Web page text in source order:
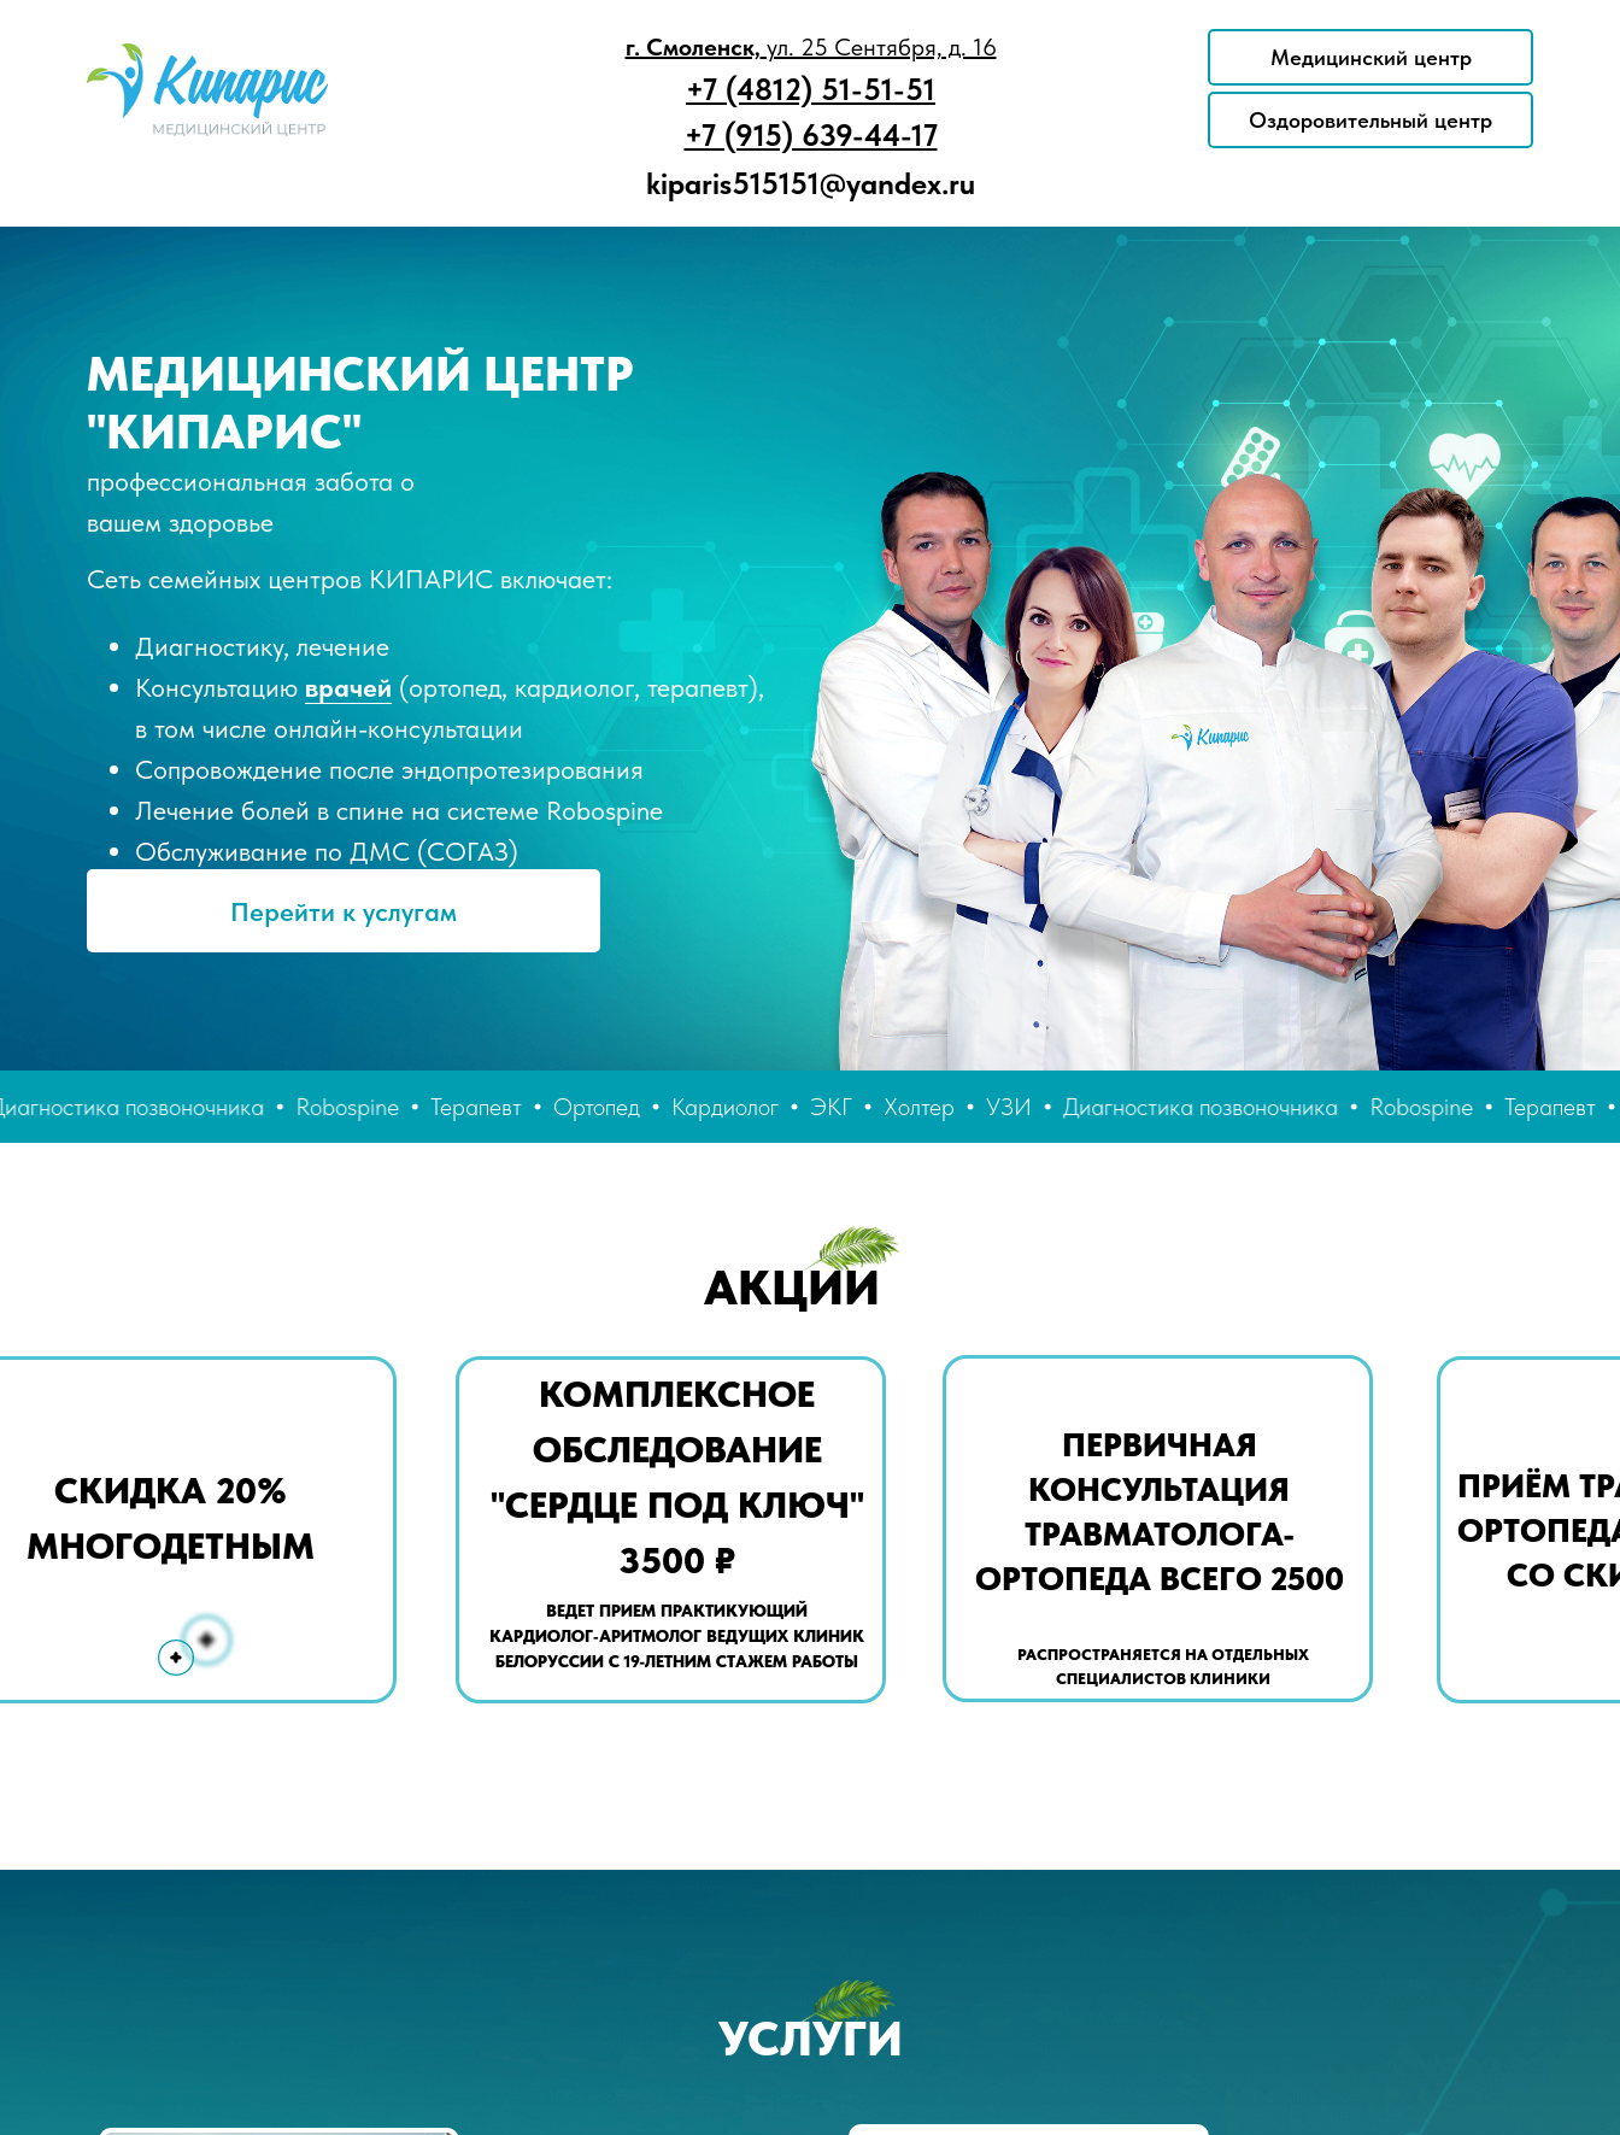
г. Смоленск, ул. 25 Сентября, д. 16 Медицинский центр
+7 (4812) 51-51-51
+7 (915) 639-44-17
kiparis515151@yandex.ru
Оздоровительный центр
МЕДИЦИНСКИЙ ЦЕНТР
"КИПАРИС"
профессиональная забота о
вашем здоровье
Сеть семейных центров КИПАРИС включает:
Диагностику, лечение
Консультацию врачей (ортопед, кардиолог, терапевт),
в том числе онлайн-консультации
Сопровождение после эндопротезирования
Лечение болей в спине на системе Robospine
Обслуживание по ДМС (СОГАЗ)
Перейти к услугам
Robospine Терапевт Ортопед Кардиолог ЭКГ Холтер УЗИ Диагностика позвоночника Robospine Терапевт Ортопед
СКИДКА 20%
МНОГОДЕТНЫМ
КОМПЛЕКСНОЕ
ОБСЛЕДОВАНИЕ
"СЕРДЦЕ ПОД КЛЮЧ"
3500 ₽
РАСПРОСТРАНЯЕТСЯ НА ОТДЕЛЬНЫХ
СПЕЦИАЛИСТОВ КЛИНИКИ
ВЕДЕТ ПРИЕМ ПРАКТИКУЮЩИЙ
КАРДИОЛОГ‑АРИТМОЛОГ ВЕДУЩИХ КЛИНИК
БЕЛОРУССИИ С 19-ЛЕТНИМ СТАЖЕМ РАБОТЫ
ПЕРВИЧНАЯ
КОНСУЛЬТАЦИЯ
ТРАВМАТОЛОГА-
ОРТОПЕДА ВСЕГО 2500
ПРИЁМ
ОРТОПЕДА
СО
АКЦИИ
УСЛУГИ